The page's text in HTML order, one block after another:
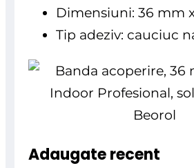
Dimensiuni: 36 mm
Tip adeziv: cauciuc
Adaugate recent